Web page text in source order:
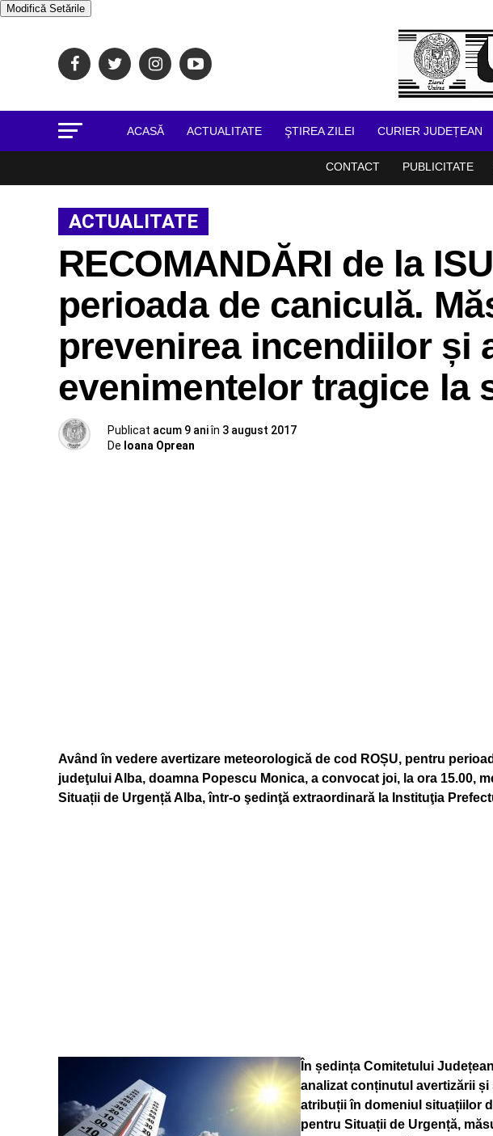
Modifică Setările
ACASĂ ACTUALITATE ŞTIREA ZILEI CURIER JUDEȚEAN
CONTACT PUBLICITATE
ACTUALITATE
RECOMANDĂRI de la
perioada de caniculă.
prevenirea incendiilor și
evenimentelor tragice la
Publicat acum 9 aniîn 3 august 2017
De Ioana Oprean
Având în vedere avertizare meteorologică de cod ROȘU, pentru
judeţului Alba, doamna Popescu Monica, a convocat joi, la ora 15.00,
Situații de Urgență Alba, într-o şedinţă extraordinară la Instituţia
În ședința Comitetului
analizat conținutul avertizării
atribuții în domeniul situațiilor
pentru Situații de Urgență,